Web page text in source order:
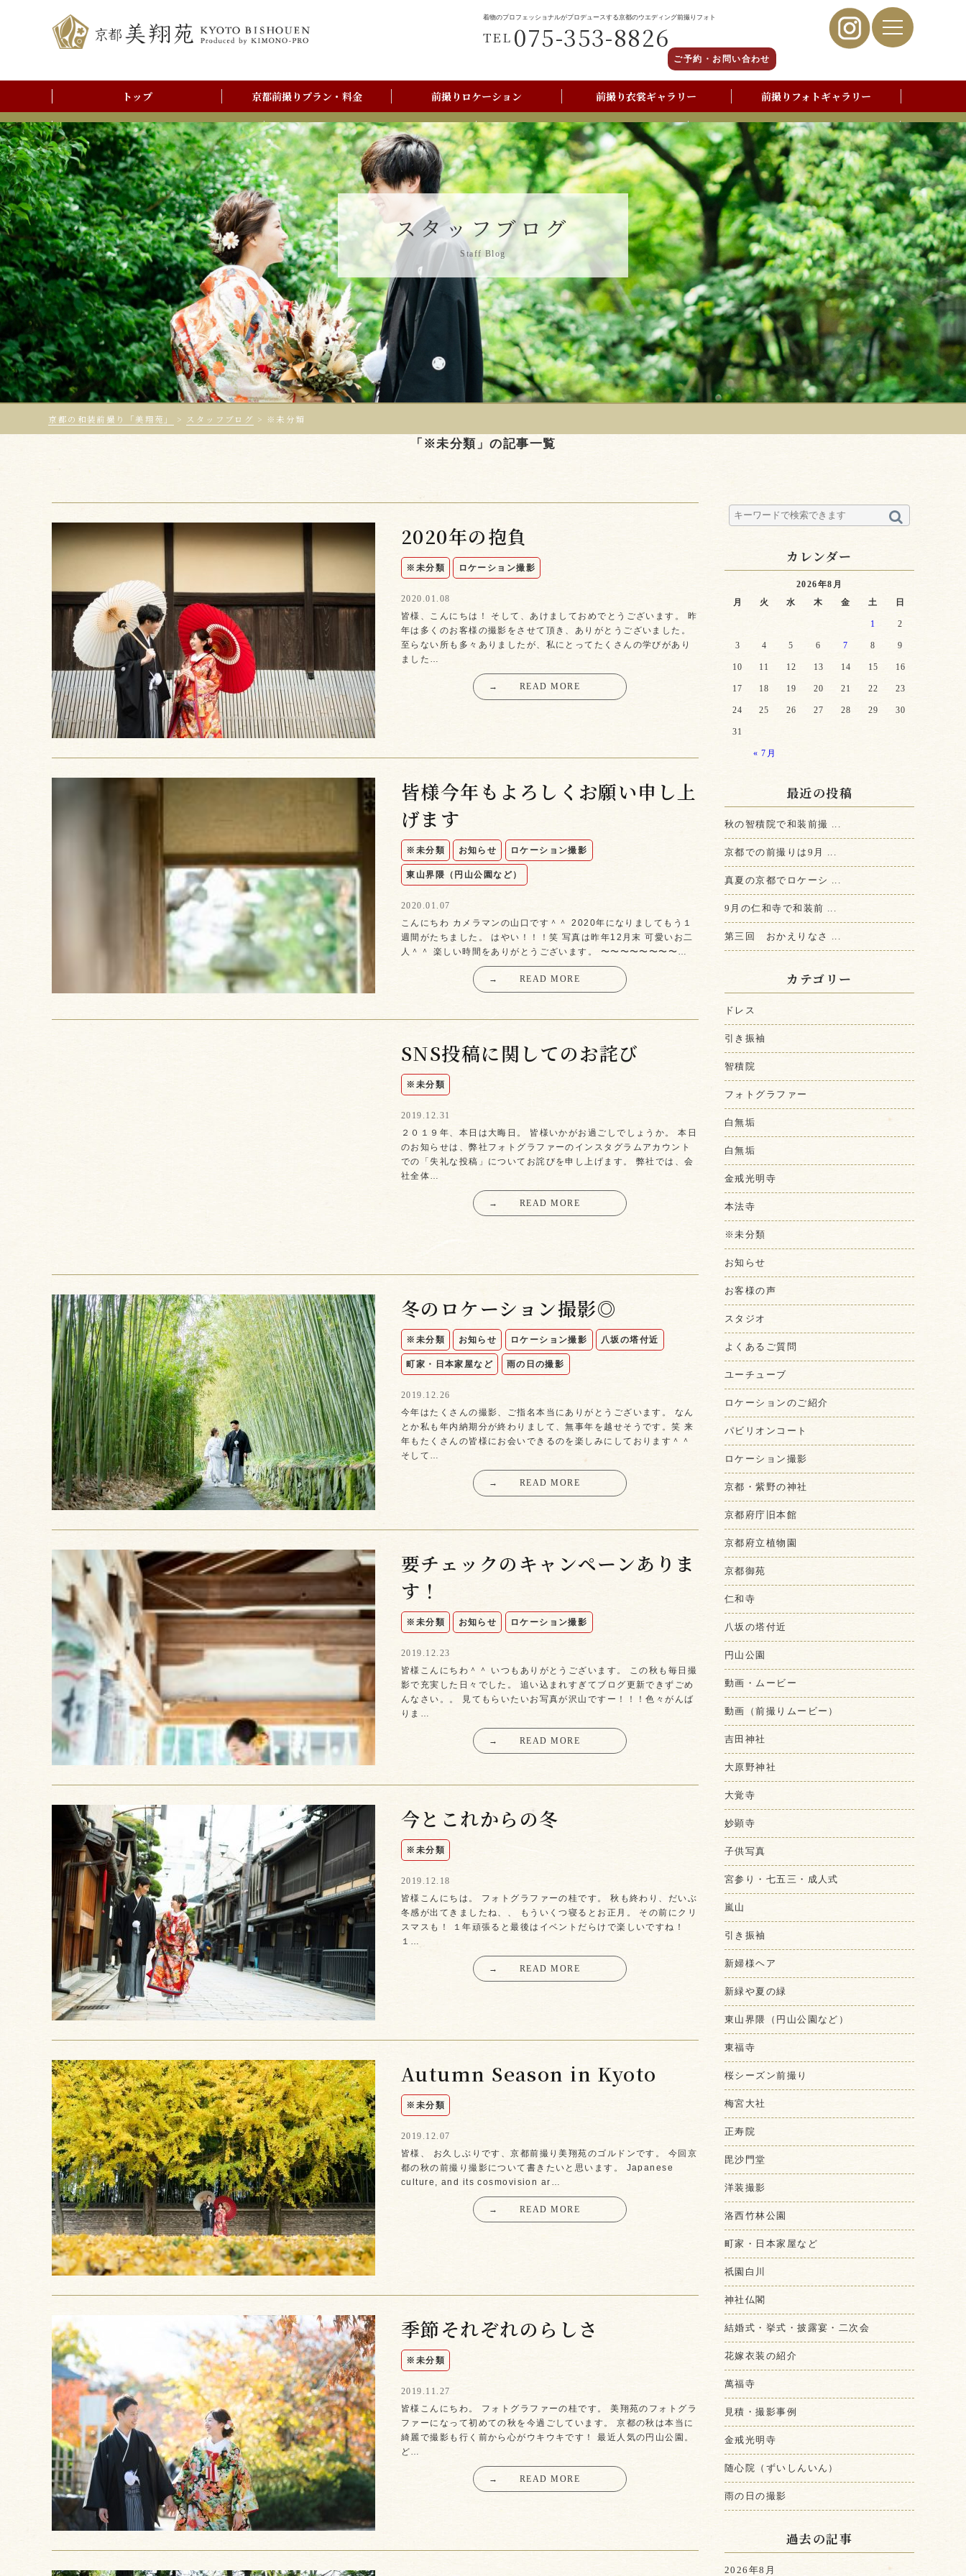
着物のプロフェッショナルがプロデュースする京都のウエディング前撮りフォト
TEL 075-353-8826
ご予約・お問い合わせ
トップ 京都前撮りプラン・料金 前撮りロケーション 前撮り衣裳ギャラリー 前撮りフォトギャラリー
前撮りアルバム 前撮りご利用の流れ 京都美翔苑店舗情報 写真撮影よくあるご質問
スタッフブログ
Staff Blog
京都の和装前撮り「美翔苑」 > スタッフブログ > ※未分類
「※未分類」の記事一覧
2020年の抱負
※未分類 ロケーション撮影
2020.01.08
皆様、こんにちは！ そして、あけましておめでとうございます。 昨
年は多くのお客様の撮影をさせて頂き、ありがとうございました。
至らない所も多々ありましたが、私にとってたくさんの学びがあり
ました…
→ READ MORE
皆様今年もよろしくお願い申し上
げます
※未分類 お知らせ ロケーション撮影
東山界隈（円山公園など）
2020.01.07
こんにちわ カメラマンの山口です＾＾ 2020年になりましてもう１
週間がたちました。 はやい！！！笑 写真は昨年12月末 可愛いお二
人＾＾ 楽しい時間をありがとうございます。 〜〜〜〜〜〜〜〜…
→ READ MORE
SNS投稿に関してのお詫び
※未分類
2019.12.31
２０１９年、本日は大晦日。 皆様いかがお過ごしでしょうか。 本日
のお知らせは、弊社フォトグラファーのインスタグラムアカウント
での「失礼な投稿」についてお詫びを申し上げます。 弊社では、会
社全体…
→ READ MORE
冬のロケーション撮影◎
※未分類 お知らせ ロケーション撮影 八坂の塔付近
町家・日本家屋など 雨の日の撮影
2019.12.26
今年はたくさんの撮影、ご指名本当にありがとうございます。 なん
とか私も年内納期分が終わりまして、無事年を越せそうです。笑 来
年もたくさんの皆様にお会いできるのを楽しみにしております＾＾
そして…
→ READ MORE
要チェックのキャンペーンありま
す！
※未分類 お知らせ ロケーション撮影
2019.12.23
皆様こんにちわ＾＾ いつもありがとうございます。 この秋も毎日撮
影で充実した日々でした。 追い込まれすぎてブログ更新できずごめ
んなさい。。 見てもらいたいお写真が沢山ですー！！！色々がんば
りま…
→ READ MORE
今とこれからの冬
※未分類
2019.12.18
皆様こんにちは。 フォトグラファーの桂です。 秋も終わり、だいぶ
冬感が出てきましたね、、 もういくつ寝るとお正月。 その前にクリ
スマスも！ １年頑張ると最後はイベントだらけで楽しいですね！
１…
→ READ MORE
Autumn Season in Kyoto
※未分類
2019.12.07
皆様、 お久しぶりです、京都前撮り美翔苑のゴルドンです。 今回京
都の秋の前撮り撮影について書きたいと思います。 Japanese
culture, and its cosmovision ar…
→ READ MORE
季節それぞれのらしさ
※未分類
2019.11.27
皆様こんにちわ。 フォトグラファーの桂です。 美翔苑のフォトグラ
ファーになって初めての秋を今過ごしています。 京都の秋は本当に
綺麗で撮影も行く前から心がウキウキです！ 最近人気の円山公園。
ど…
→ READ MORE
カレンダー
2026年8月
月
火 水 木 金 土 日
« 7月
1 2
3 4 5 6 7 8 9
10 11 12 13 14 15 16
17 18 19 20 21 22 23
24 25 26 27 28 29 30
31
最近の投稿
秋の智積院で和装前撮 ...
京都での前撮りは9月 ...
真夏の京都でロケーシ ...
9月の仁和寺で和装前 ...
第三回 おかえりなさ ...
カテゴリー
ドレス
引き振袖
智積院
フォトグラファー
白無垢
白無垢
金戒光明寺
本法寺
※未分類
お知らせ
お客様の声
スタジオ
よくあるご質問
ユーチューブ
ロケーションのご紹介
パビリオンコート
ロケーション撮影
京都・紫野の神社
京都府庁旧本館
京都府立植物園
京都御苑
仁和寺
八坂の塔付近
円山公園
動画・ムービー
動画（前撮りムービー）
吉田神社
大原野神社
大覚寺
妙顕寺
子供写真
宮参り・七五三・成人式
嵐山
引き振袖
新婦様ヘア
新緑や夏の緑
東山界隈（円山公園など）
東福寺
桜シーズン前撮り
梅宮大社
正寿院
毘沙門堂
洋装撮影
洛西竹林公園
町家・日本家屋など
祇園白川
神社仏閣
結婚式・挙式・披露宴・二次会
花嫁衣装の紹介
萬福寺
見積・撮影事例
金戒光明寺
随心院（ずいしんいん）
雨の日の撮影
過去の記事
2026年8月